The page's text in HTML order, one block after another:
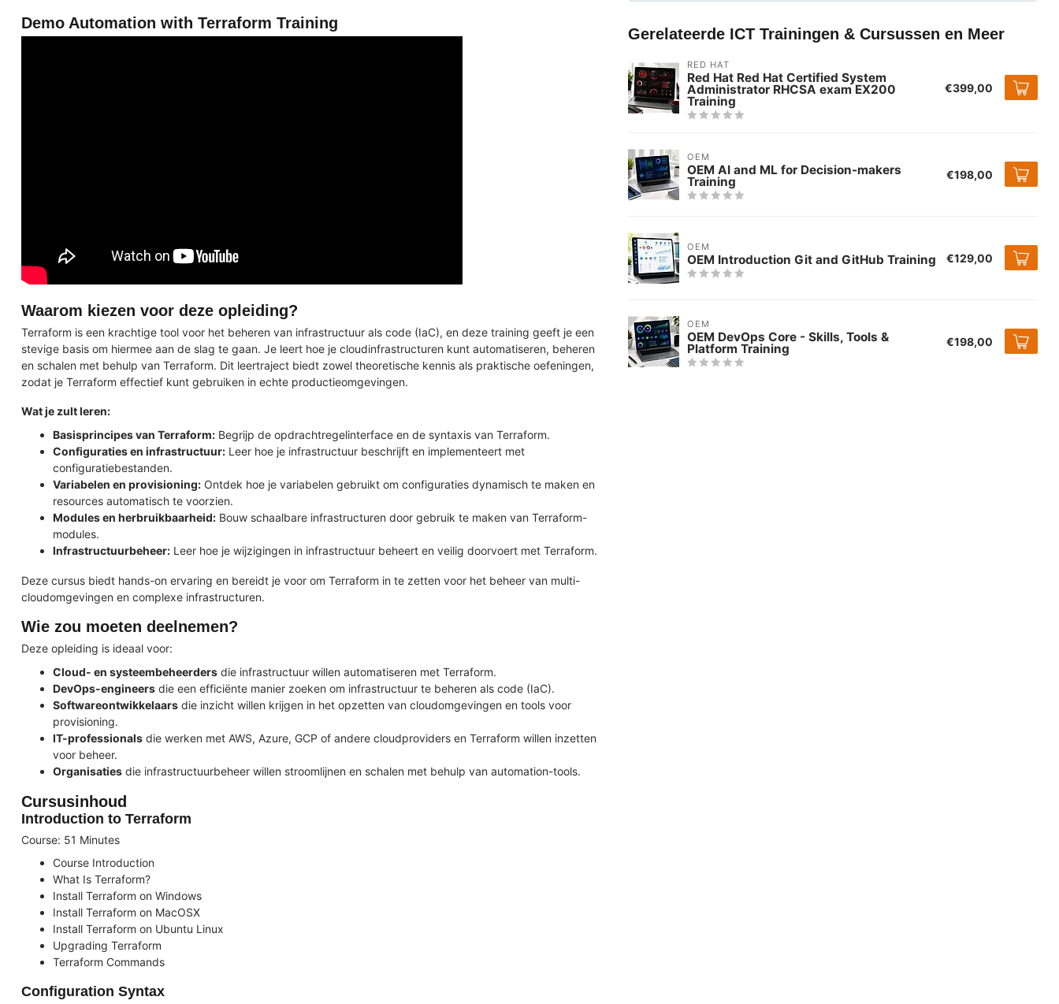
Demo Automation with Terraform Training
Waarom kiezen voor deze opleiding?
Terraform is een krachtige tool voor het beheren van infrastructuur als code (IaC), en deze training geeft je een
stevige basis om hiermee aan de slag te gaan. Je leert hoe je cloudinfrastructuren kunt automatiseren, beheren
en schalen met behulp van Terraform. Dit leertraject biedt zowel theoretische kennis als praktische oefeningen,
zodat je Terraform effectief kunt gebruiken in echte productieomgevingen.
Wat je zult leren:
Basisprincipes van Terraform: Begrijp de opdrachtregelinterface en de syntaxis van Terraform.
Configuraties en infrastructuur: Leer hoe je infrastructuur beschrijft en implementeert met
configuratiebestanden.
Variabelen en provisioning: Ontdek hoe je variabelen gebruikt om configuraties dynamisch te maken en
resources automatisch te voorzien.
Modules en herbruikbaarheid: Bouw schaalbare infrastructuren door gebruik te maken van Terraform-
modules.
Infrastructuurbeheer: Leer hoe je wijzigingen in infrastructuur beheert en veilig doorvoert met Terraform.
Deze cursus biedt hands-on ervaring en bereidt je voor om Terraform in te zetten voor het beheer van multi-
cloudomgevingen en complexe infrastructuren.
Wie zou moeten deelnemen?
Deze opleiding is ideaal voor:
Cloud- en systeembeheerders die infrastructuur willen automatiseren met Terraform.
DevOps-engineers die een efficiënte manier zoeken om infrastructuur te beheren als code (IaC).
Softwareontwikkelaars die inzicht willen krijgen in het opzetten van cloudomgevingen en tools voor
provisioning.
IT-professionals die werken met AWS, Azure, GCP of andere cloudproviders en Terraform willen inzetten
voor beheer.
Organisaties die infrastructuurbeheer willen stroomlijnen en schalen met behulp van automation-tools.
Cursusinhoud
Introduction to Terraform
Course: 51 Minutes
Course Introduction
What Is Terraform?
Install Terraform on Windows
Install Terraform on MacOSX
Install Terraform on Ubuntu Linux
Upgrading Terraform
Terraform Commands
Configuration Syntax
Gerelateerde ICT Trainingen & Cursussen en Meer
RED HAT
Red Hat Red Hat Certified System
Administrator RHCSA exam EX200
Training
€399,00
OEM
OEM AI and ML for Decision-makers
Training €198,00
OEM
OEM Introduction Git and GitHub Training €129,00
OEM
OEM DevOps Core - Skills, Tools &
Platform Training €198,00